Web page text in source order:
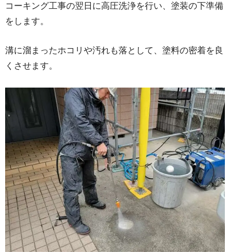
コーキング工事の翌日に高圧洗浄を行い、塗装の下準備
をします。
溝に溜まったホコリや汚れも落として、塗料の密着を良
くさせます。